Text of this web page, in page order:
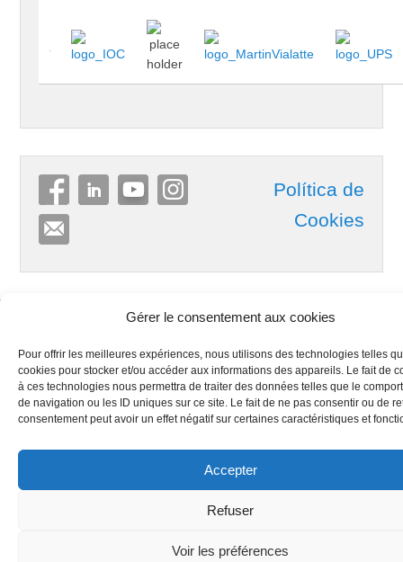
Gérer le consentement aux cookies
Pour offrir les meilleures expériences, nous utilisons des technologies telles
cookies pour stocker et/ou accéder aux informations des appareils. Le fait de
à ces technologies nous permettra de traiter des données telles que le
de navigation ou les ID uniques sur ce site. Le fait de ne pas consentir ou de
consentement peut avoir un effet négatif sur certaines caractéristiques et
Accepter
Refuser
Voir les préférences
Política de
Cookies
Theme: Catch Evolution byCatch Themes